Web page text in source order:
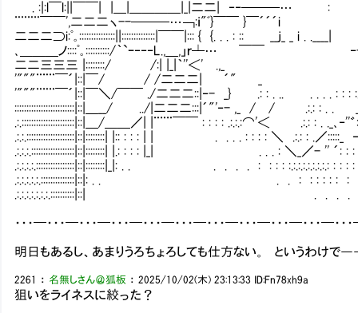
. :|:l￣l:||￣￣| |＿|＿＿＿＿|_|二二|
¨¨¨¨￣￣',二二二ヽ--───…￢:ｉ"ﾞ}￣￣ }
二二二⊃i:ﾟ｡:::::::::::::::||::::::::::::::|￣￣|::: { {. . . : :: __j_
､＿＿＿ノ::::ﾟ｡::::::::::/｀`ｰ‐‐‐L.,＿,」ｒ┴… ￣
二二三三三 |::::::::/ /:| |_|｀''＜' .,_ ｀ .
'"""¨¨¨￣´|::|￣/ / /二二二| ´" _
'"""¨¨¨￣´|::|￣＼/￣￣ ./二二二::|‐- _} .: : . .. . . . . : :
:::::::::::::::::::::::::|::|＿__/ ../|二二二:::|´"'‐- ,_ / / .:.: : . .
.:.::::::::::::::::::::::|::|＿/＿＿／| |¨¨¨￣￣ : : : : .:.:.:⌒'＜ .:.: : . ._､‐''
.:.:.::::::::::::::::::::|::|::::::::| |:: : : : | | . . . . : : : : ＼ .:.: : .／
.:.:.:.::::::::::::::::::|::|::::::::| |.: : : : |_| . . . : ＼_／- '' ´: : : :
.:.:.:.:.::::::::::::::::|::|::::::::|_|: . . . . . . : : : :
.:.:.:.:.:.::::::::::::::|::|: . . . . : : :
.:.:.:.:.:.:.:.::::::::::|::| . . .
・・・━・・・━・・・━・・・━・・・━・・・━・・・━・・・━・・・━・・・━・
明日もあるし、あまりうろちょろしても仕方ない。 というわけ
2261 ： 名無しさん＠狐板 ：2025/10/02(木) 23:13:33 ID:Fn78xh9a
狙いをライネスに絞った？